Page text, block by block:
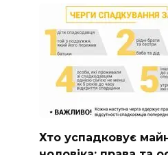
Хто успадковує